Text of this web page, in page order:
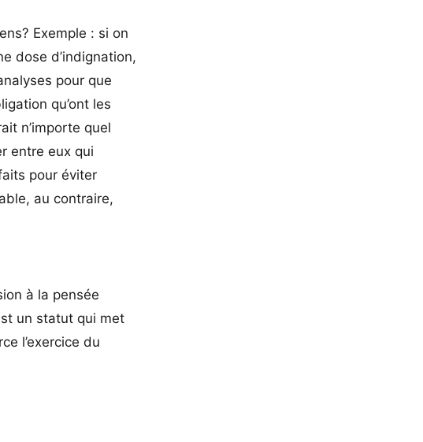
Exemple : si on
dose d’indignation,
pour que
qu’ont les
n’importe quel
entre eux qui
pour éviter
au contraire,
à la pensée
un statut qui met
l’exercice du